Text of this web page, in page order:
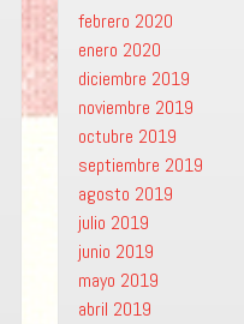
febrero 2020
enero 2020
diciembre 2019
noviembre 2019
octubre 2019
septiembre 2019
agosto 2019
julio 2019
junio 2019
mayo 2019
abril 2019